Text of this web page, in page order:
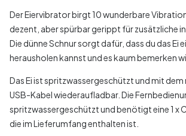
Der Eiervibrator birgt 10 wunderbare
dezent, aber spürbar gerippt für zusätzliche
Die dünne Schnur sorgt dafür, dass du das Ei
herausholen kannst und es kaum bemerken
Das Ei ist spritzwassergeschützt und mit
USB-Kabel wiederaufladbar. Die
spritzwassergeschützt und benötigt eine 1 x
die im Lieferumfang enthalten ist.